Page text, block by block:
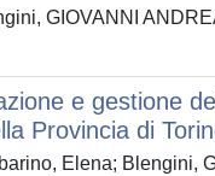
GIOVANNI
e gestione
Provincia di
Elena; Blengini,